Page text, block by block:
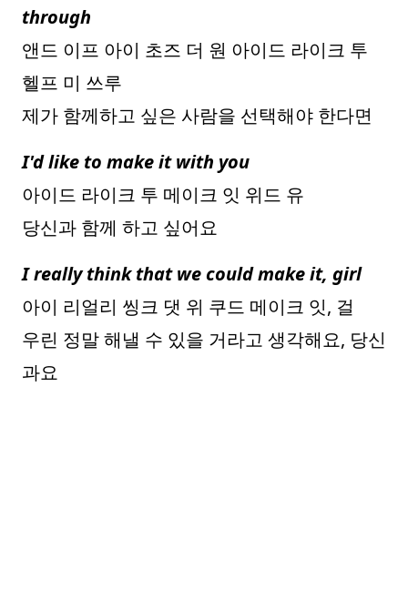
through
앤드 이프 아이 초즈 더 원 아이드 라이크 투
헬프 미 쓰루
제가 함께하고 싶은 사람을 선택해야 한다면
I'd like to make it with you
아이드 라이크 투 메이크 잇 위드 유
당신과 함께 하고 싶어요
I really think that we could make it, girl
아이 리얼리 씽크 댓 위 쿠드 메이크 잇, 걸
우린 정말 해낼 수 있을 거라고 생각해요, 당신
과요